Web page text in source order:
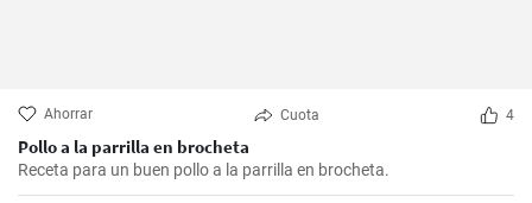
Ahorrar Cuota 4
Pollo a la parrilla en brocheta
Receta para un buen pollo a la parrilla en brocheta.